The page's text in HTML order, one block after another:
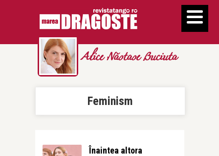
Alice Năstase Buciuta
Feminism
Înaintea altora